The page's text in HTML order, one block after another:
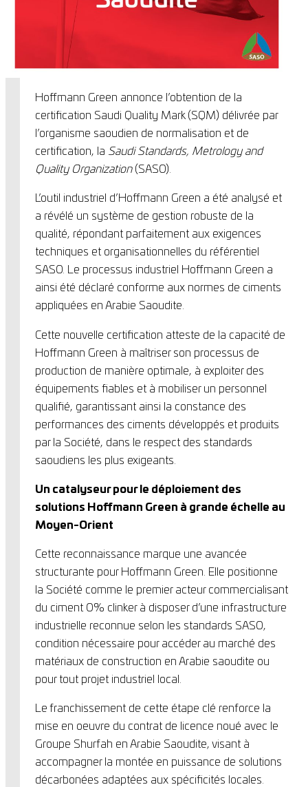
Hoffmann Green annonce l’obtention de la
certification Saudi Quality Mark (SQM) délivrée par
l’organisme saoudien de normalisation et de
certification, la Saudi Standards, Metrology and
Quality Organization (SASO).
L’outil industriel d’Hoffmann Green a été analysé et
a révélé un système de gestion robuste de la
qualité, répondant parfaitement aux exigences
techniques et organisationnelles du référentiel
SASO. Le processus industriel Hoffmann Green a
ainsi été déclaré conforme aux normes de ciments
appliquées en Arabie Saoudite.
Cette nouvelle certification atteste de la capacité de
Hoffmann Green à maîtriser son processus de
production de manière optimale, à exploiter des
équipements fiables et à mobiliser un personnel
qualifié, garantissant ainsi la constance des
performances des ciments développés et produits
par la Société, dans le respect des standards
saoudiens les plus exigeants.
Un catalyseur pour le déploiement des
solutions Hoffmann Green à grande échelle au
Moyen-Orient
Cette reconnaissance marque une avancée
structurante pour Hoffmann Green. Elle positionne
la Société comme le premier acteur commercialisant
du ciment 0% clinker à disposer d’une infrastructure
industrielle reconnue selon les standards SASO,
condition nécessaire pour accéder au marché des
matériaux de construction en Arabie saoudite ou
pour tout projet industriel local.
Le franchissement de cette étape clé renforce la
mise en oeuvre du contrat de licence noué avec le
Groupe Shurfah en Arabie Saoudite, visant à
accompagner la montée en puissance de solutions
décarbonées adaptées aux spécificités locales.